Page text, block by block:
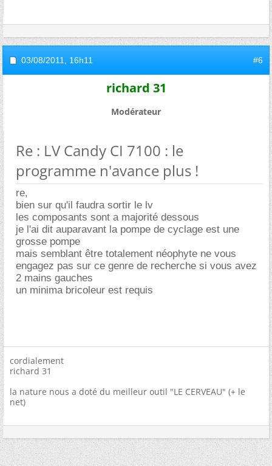
03/08/2011, 16h11 #6
richard 31
Modérateur
Re : LV Candy CI 7100 : le
programme n'avance plus !
re,
bien sur qu'il faudra sortir le lv
les composants sont a majorité dessous
je l'ai dit auparavant la pompe de cyclage est une
grosse pompe
mais semblant être totalement néophyte ne vous
engagez pas sur ce genre de recherche si vous avez
2 mains gauches
un minima bricoleur est requis
cordialement
richard 31
la nature nous a doté du meilleur outil "LE CERVEAU" (+ le
net)